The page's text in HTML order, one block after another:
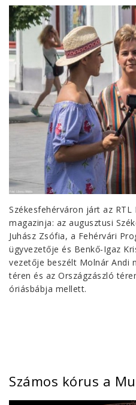
Székesfehérváron járt az RTL
magazinja: az augusztusi
Juhász Zsófia, a Fehérvári
ügyvezetője és Benkő-Igaz
vezetője beszélt Molnár Andi
téren és az Országzászló
óriásbábja mellett.
Számos kórus a